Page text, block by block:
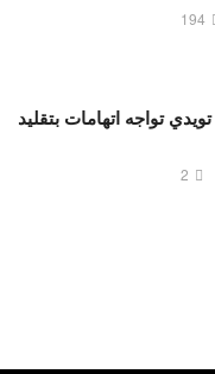
194
فرقة فتيات HYBE تويدي تواجه اتهامات بتقليد
2